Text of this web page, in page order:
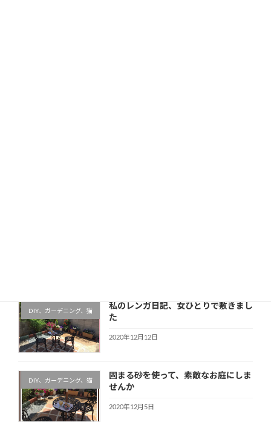
DIY、ガーデニング、猫
私のレンガ日記、女ひとりで敷きまし
た
2020年12月12日
DIY、ガーデニング、猫
固まる砂を使って、素敵なお庭にしま
せんか
2020年12月5日